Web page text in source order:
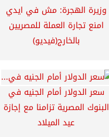
وزيرة الهجرة: مش في ايدي
امنع تجارة العملة للمصريين
بالخارج(فيديو)
سعر الدولار أمام الجنيه في
البنوك المصرية تزامنا مع إجازة
عيد الميلاد